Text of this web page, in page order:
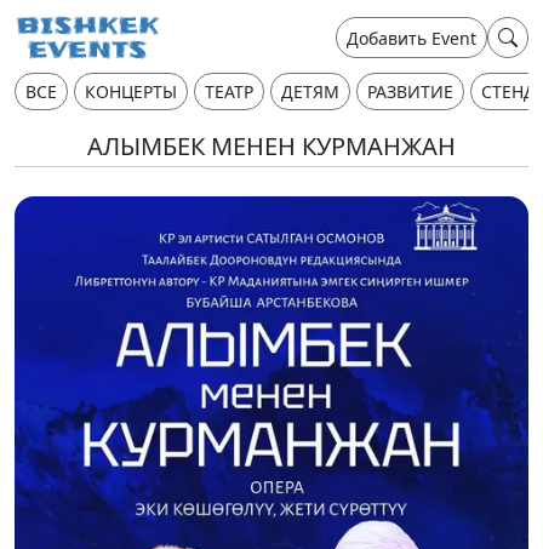
Добавить Event
ВСЕ КОНЦЕРТЫ ТЕАТР ДЕТЯМ РАЗВИТИЕ
АЛЫМБЕК МЕНЕН КУРМАНЖАН